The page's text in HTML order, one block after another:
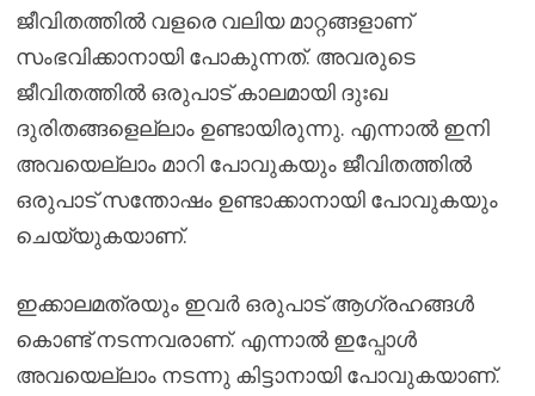
ജീവിതത്തിൽ വളരെ വലിയ മാറ്റങ്ങളാണ്
സംഭവിക്കാനായി പോകുന്നത്. അവരുടെ
ജീവിതത്തിൽ ഒരുപാട് കാലമായി ദുഃഖ
ദുരിതങ്ങളെല്ലാം ഉണ്ടായിരുന്നു. എന്നാൽ ഇനി
അവയെല്ലാം മാറി പോവുകയും ജീവിതത്തിൽ
ഒരുപാട് സന്തോഷം ഉണ്ടാക്കാനായി പോവുകയും
ചെയ്യുകയാണ്.
ഇക്കാലമത്രയും ഇവർ ഒരുപാട് ആഗ്രഹങ്ങൾ
കൊണ്ട് നടന്നവരാണ്. എന്നാൽ ഇപ്പോൾ
അവയെല്ലാം നടന്നു കിട്ടാനായി പോവുകയാണ്.